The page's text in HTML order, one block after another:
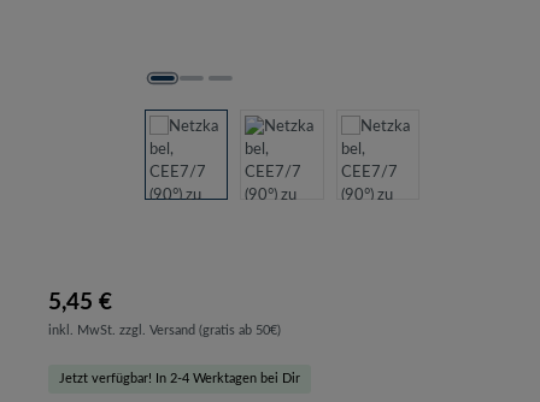
5,45 €
inkl. MwSt. zzgl. Versand (gratis ab 50€)
Jetzt verfügbar! In 2-4 Werktagen bei Dir